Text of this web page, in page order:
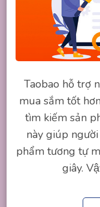
Taobao hỗ trợ
mua sắm tốt
tìm kiếm sản
này giúp
phẩm tương tự
giây.